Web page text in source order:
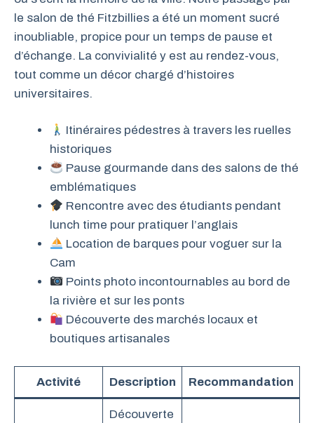
le salon de thé Fitzbillies a été un moment sucré
inoubliable, propice pour un temps de pause et
d’échange. La convivialité y est au rendez-vous,
tout comme un décor chargé d’histoires
universitaires.
Itinéraires pédestres à travers les ruelles
historiques
Pause gourmande dans des salons de thé
emblématiques
Rencontre avec des étudiants pendant
lunch time pour pratiquer l’anglais
Location de barques pour voguer sur la
Cam
Points photo incontournables au bord de
la rivière et sur les ponts
Découverte des marchés locaux et
boutiques artisanales
Activité Description Recommandation
Découverte